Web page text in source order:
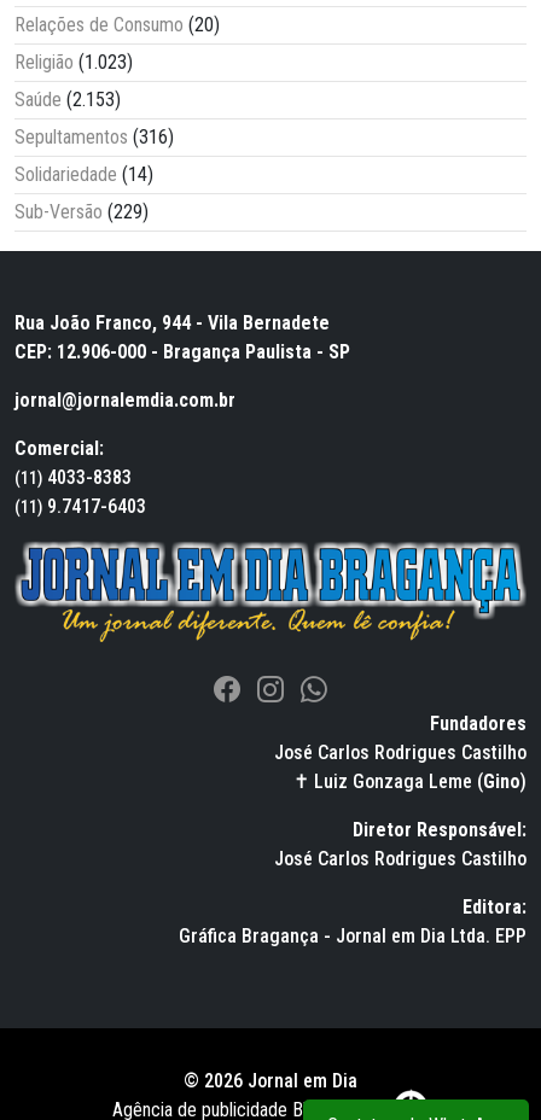
Relações de Consumo (20)
Religião (1.023)
Saúde (2.153)
Sepultamentos (316)
Solidariedade (14)
Sub-Versão (229)
Rua João Franco, 944 - Vila Bernadete
CEP: 12.906-000 - Bragança Paulista - SP
jornal@jornalemdia.com.br
Comercial:
(11) 4033-8383
(11) 9.7417-6403
Fundadores
José Carlos Rodrigues Castilho
✝ Luiz Gonzaga Leme (Gino)
Diretor Responsável:
José Carlos Rodrigues Castilho
Editora:
Gráfica Bragança - Jornal em Dia Ltda. EPP
© 2026 Jornal em Dia
Agência de publicidade BWS RUSSO